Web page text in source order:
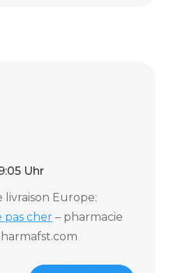
Uhr
livraison Europe:
pas cher – pharmacie